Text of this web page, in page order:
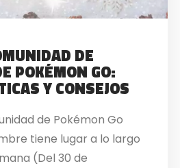
DE
POKÉMON GO:
Y CONSEJOS
de Pokémon Go
tiene lugar a lo largo
(Del 30 de